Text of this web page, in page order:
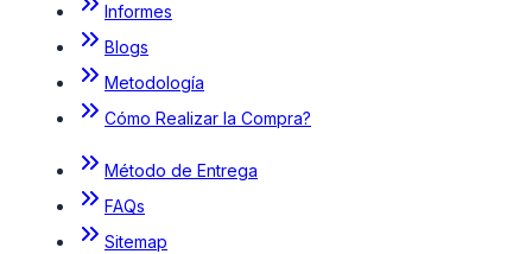
Informes
Blogs
Metodología
Cómo Realizar la Compra?
Método de Entrega
FAQs
Sitemap